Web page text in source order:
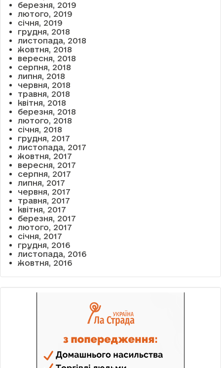
березня, 2019
лютого, 2019
січня, 2019
грудня, 2018
листопада, 2018
жовтня, 2018
вересня, 2018
серпня, 2018
липня, 2018
червня, 2018
травня, 2018
квітня, 2018
березня, 2018
лютого, 2018
січня, 2018
грудня, 2017
листопада, 2017
жовтня, 2017
вересня, 2017
серпня, 2017
липня, 2017
червня, 2017
травня, 2017
квітня, 2017
березня, 2017
лютого, 2017
січня, 2017
грудня, 2016
листопада, 2016
жовтня, 2016